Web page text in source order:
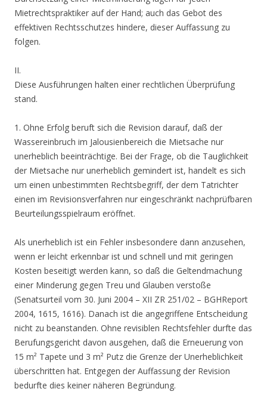
Mietrechtspraktiker auf der Hand; auch das Gebot des
effektiven Rechtsschutzes hindere, dieser Auffassung zu
folgen.
II.
Diese Ausführungen halten einer rechtlichen Überprüfung
stand.
1. Ohne Erfolg beruft sich die Revision darauf, daß der
Wassereinbruch im Jalousienbereich die Mietsache nur
unerheblich beeinträchtige. Bei der Frage, ob die Tauglichkeit
der Mietsache nur unerheblich gemindert ist, handelt es sich
um einen unbestimmten Rechtsbegriff, der dem Tatrichter
einen im Revisionsverfahren nur eingeschränkt nachprüfbaren
Beurteilungsspielraum eröffnet.
Als unerheblich ist ein Fehler insbesondere dann anzusehen,
wenn er leicht erkennbar ist und schnell und mit geringen
Kosten beseitigt werden kann, so daß die Geltendmachung
einer Minderung gegen Treu und Glauben verstoße
(Senatsurteil vom 30. Juni 2004 – XII ZR 251/02 – BGHReport
2004, 1615, 1616). Danach ist die angegriffene Entscheidung
nicht zu beanstanden. Ohne revisiblen Rechtsfehler durfte das
Berufungsgericht davon ausgehen, daß die Erneuerung von
15 m² Tapete und 3 m² Putz die Grenze der Unerheblichkeit
überschritten hat. Entgegen der Auffassung der Revision
bedurfte dies keiner näheren Begründung.